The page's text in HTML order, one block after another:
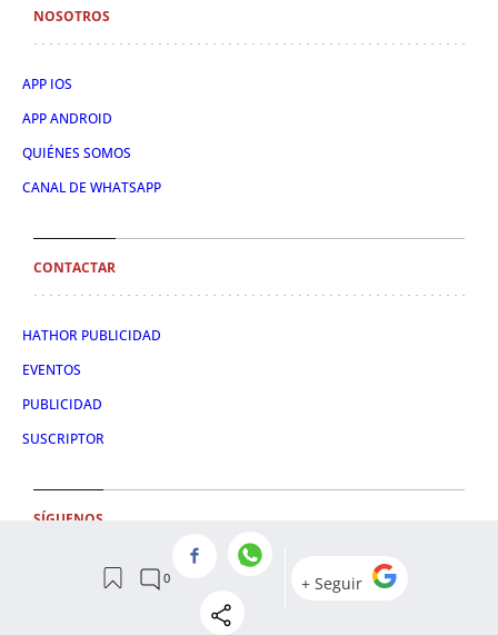
NOSOTROS
APP IOS
APP ANDROID
QUIÉNES SOMOS
CANAL DE WHATSAPP
CONTACTAR
HATHOR PUBLICIDAD
EVENTOS
PUBLICIDAD
SUSCRIPTOR
SÍGUENOS